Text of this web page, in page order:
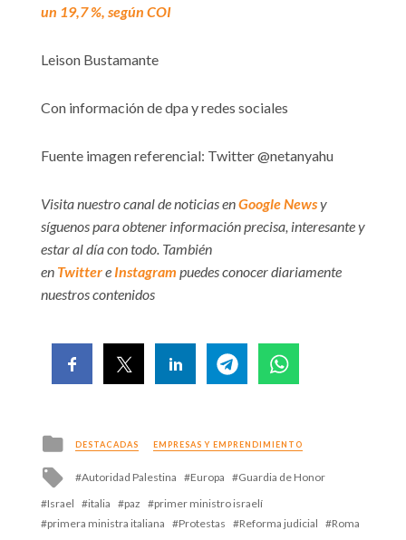
un 19,7 %, según COI
Leison Bustamante
Con información de dpa y redes sociales
Fuente imagen referencial: Twitter @netanyahu
Visita nuestro canal de noticias enGoogle Newsy
síguenos para obtener información precisa, interesante y
estar al día con todo. También
en Twittere Instagram puedes conocer diariamente
nuestros contenidos
Posted
in
DESTACADAS EMPRESAS Y EMPRENDIMIENTO
Tagged
Autoridad Palestina Europa
Guardia de Honor
Israel
italia paz
primer ministro israelí
primera ministra italiana
Protestas Reforma judicial Roma